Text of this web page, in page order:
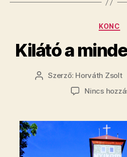
KONC
Kilátó a
Bejegyzés
Szerző: Horváth Zsolt
Nincs